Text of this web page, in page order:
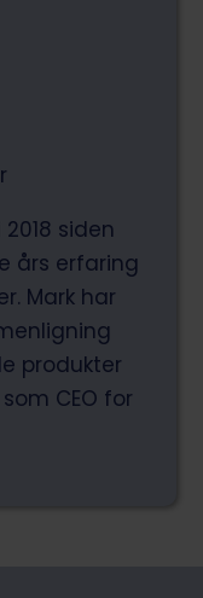
siden
års erfaring
Mark har
produkter
CEO for